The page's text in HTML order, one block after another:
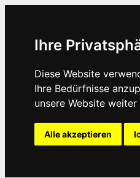
Ihre
Diese Website
Ihre Bedürfnisse
unsere Website
Alle akzeptieren